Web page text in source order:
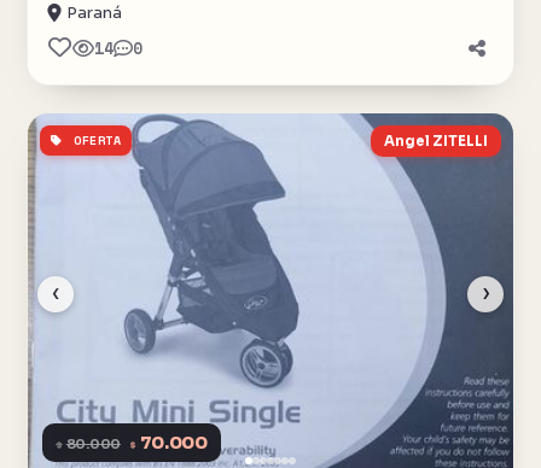
Paraná
14 0
‹ ›
Angel ZITELLI
OFERTA
$ 80.000 $ 70.000